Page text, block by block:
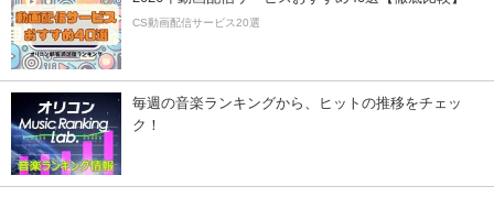
CS動画配信サービス20選
毎週の音楽ランキングから、ヒットの推移をチェッ
ク！